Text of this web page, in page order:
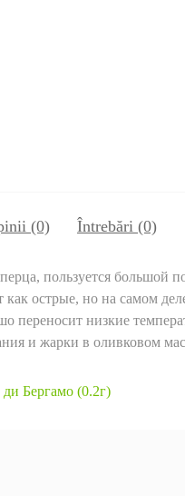
(0) Întrebări (0)
пользуется большой
острые, но на самом
переносит низкие
и жарки в оливковом
Бергамо (0.2г)